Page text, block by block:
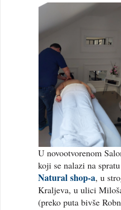
U novootvorenom
koji se nalazi na
Natural shop-a, u
Kraljeva, u ulici
(preko puta bivše